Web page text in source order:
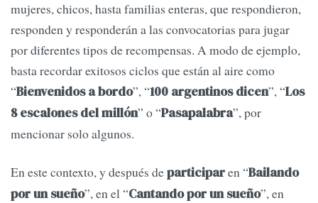
mujeres, chicos, hasta familias enteras, que respondieron,
responden y responderán a las convocatorias para jugar
por diferentes tipos de recompensas. A modo de ejemplo,
basta recordar exitosos ciclos que están al aire como
“Bienvenidos a bordo”, “100 argentinos dicen”, “Los
8 escalones del millón” o “Pasapalabra”, por
mencionar solo algunos.
En este contexto, y después departiciparen “Bailando
por un sueño”, en el “Cantando por un sueño”, en